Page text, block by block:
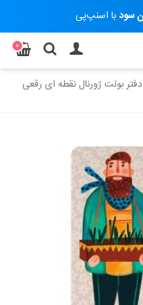
با اسنپ‌پی
0
دفتر بولت ژورنال نقطه ای رقعی